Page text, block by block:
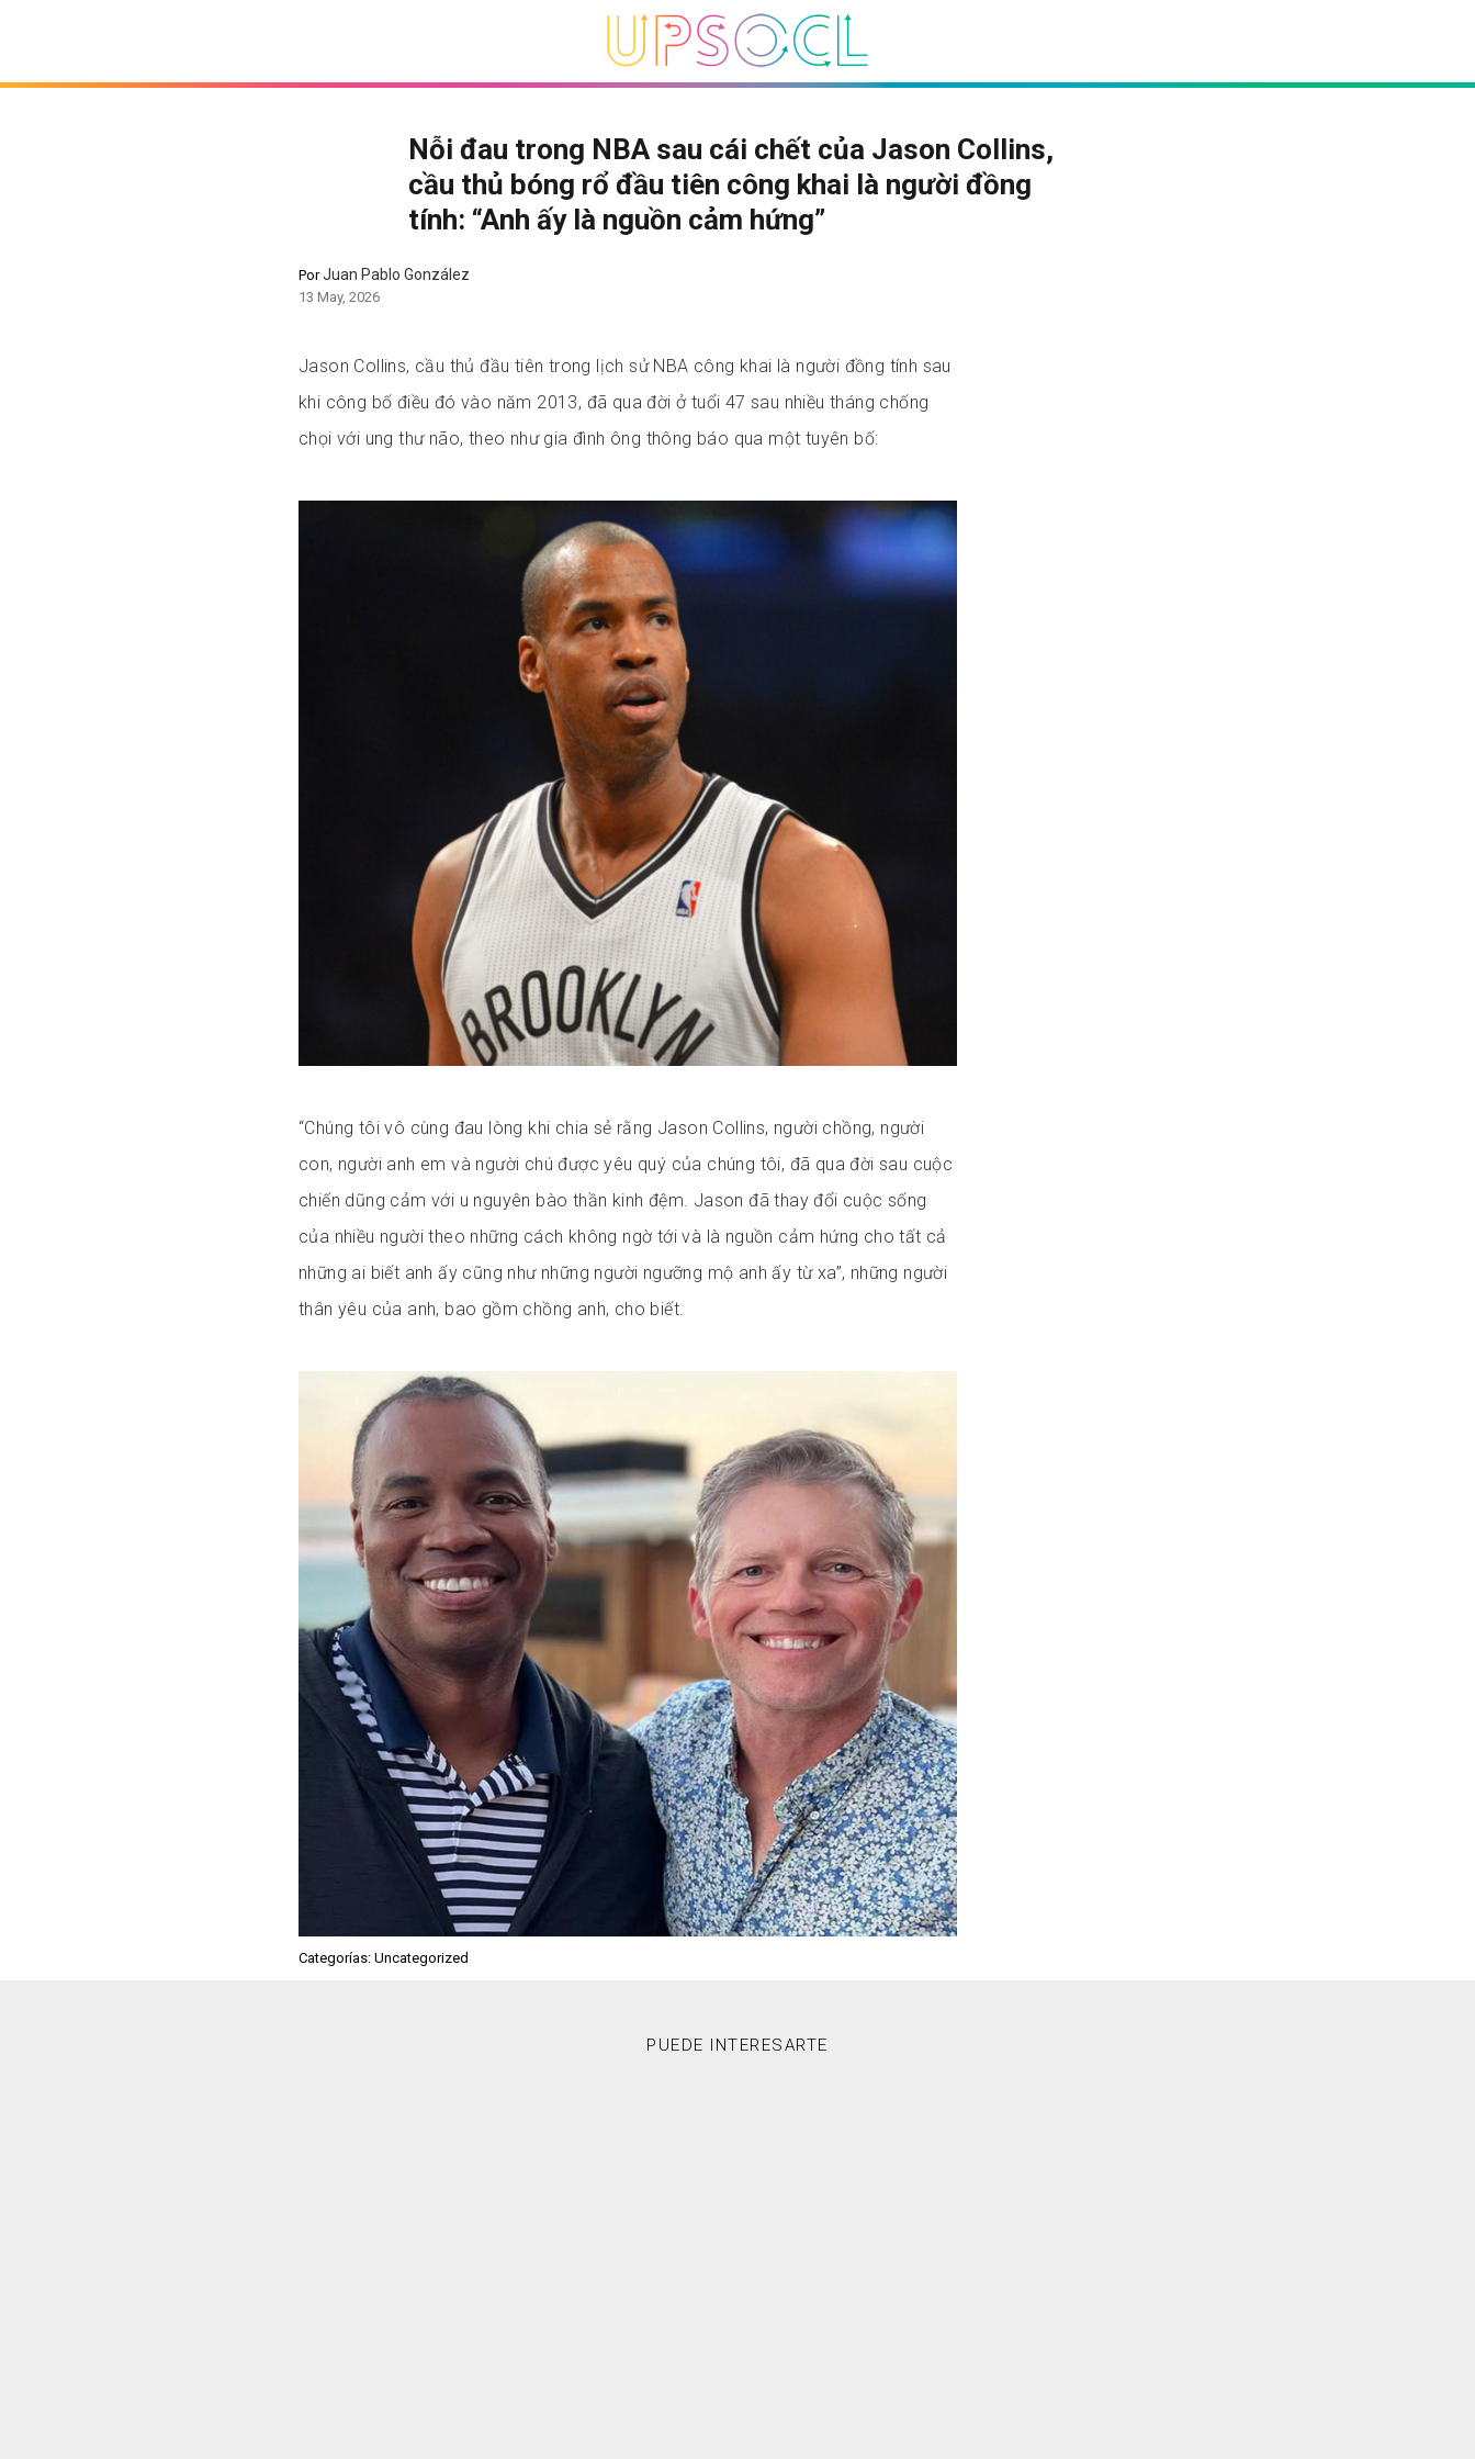
Nỗi đau trong NBA sau cái chết của Jason Collins,
cầu thủ bóng rổ đầu tiên công khai là người đồng
tính: “Anh ấy là nguồn cảm hứng”
PorJuan Pablo González
13 May, 2026
Jason Collins, cầu thủ đầu tiên trong lịch sử NBA công khai là người đồng tính sau
khi công bố điều đó vào năm 2013, đã qua đời ở tuổi 47 sau nhiều tháng chống
chọi với ung thư não, theo như gia đình ông thông báo qua một tuyên bố:
“Chúng tôi vô cùng đau lòng khi chia sẻ rằng Jason Collins, người chồng, người
con, người anh em và người chú được yêu quý của chúng tôi, đã qua đời sau cuộc
chiến dũng cảm với u nguyên bào thần kinh đệm. Jason đã thay đổi cuộc sống
của nhiều người theo những cách không ngờ tới và là nguồn cảm hứng cho tất cả
những ai biết anh ấy cũng như những người ngưỡng mộ anh ấy từ xa”, những người
thân yêu của anh, bao gồm chồng anh, cho biết.
Categorías: Uncategorized
PUEDE INTERESARTE